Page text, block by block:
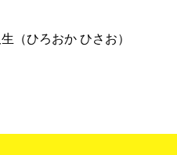
（ひろおか ひさお）